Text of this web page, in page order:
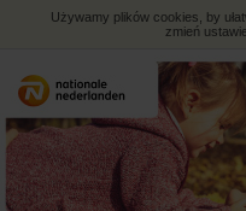
Używamy plików cookies, by
zmień